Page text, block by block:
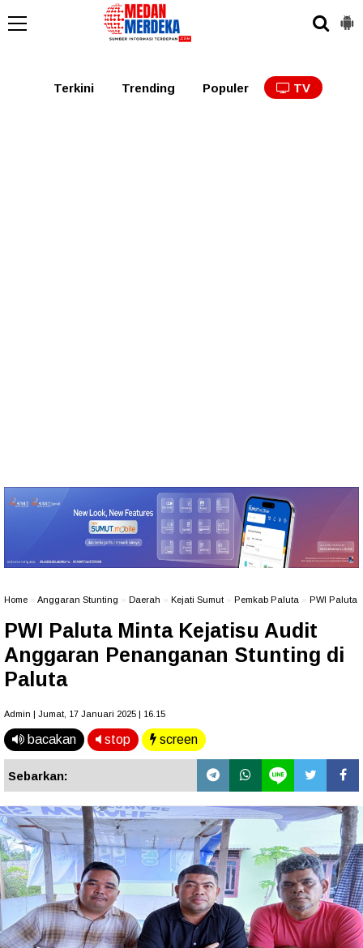
Tabagsel Tapanuli
Terkini Trending Populer TV
Home Anggaran Stunting Daerah Kejati Sumut Pemkab Paluta PWI Paluta
PWI Paluta Minta Kejatisu Audit
Anggaran Penanganan Stunting di
Paluta
Admin | Jumat, 17 Januari 2025 | 16.15
bacakan stop screen
Sebarkan: